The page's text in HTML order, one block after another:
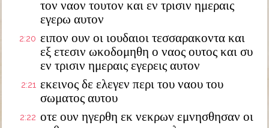
τον ναον τουτον και εν τρισιν ημεραις
εγερω αυτον
2:20 ειπον ουν οι ιουδαιοι τεσσαρακοντα και
εξ ετεσιν ωκοδομηθη ο ναος ουτος και συ
εν τρισιν ημεραις εγερεις αυτον
2:21 εκεινος δε ελεγεν περι του ναου του
σωματος αυτου
2:22 οτε ουν ηγερθη εκ νεκρων εμνησθησαν οι